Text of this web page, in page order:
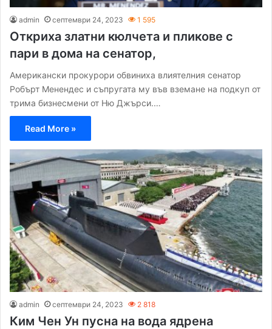
admin септември 24, 2023 1 595
Откриха златни кюлчета и пликове с
пари в дома на сенатор,
Американски прокурори обвиниха влиятелния сенатор
Робърт Менендес и съпругата му във вземане на подкуп от
трима бизнесмени от Ню Джърси.…
Read More »
admin септември 24, 2023 2 818
Ким Чен Ун пусна на вода ядрена